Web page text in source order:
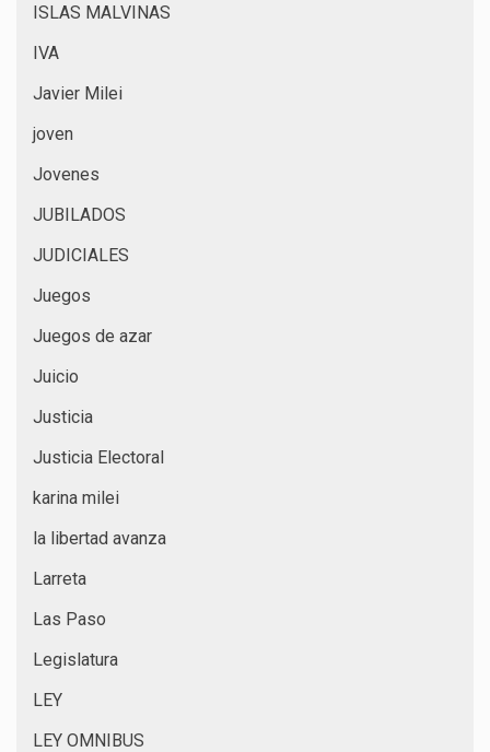
ISLAS MALVINAS
IVA
Javier Milei
joven
Jovenes
JUBILADOS
JUDICIALES
Juegos
Juegos de azar
Juicio
Justicia
Justicia Electoral
karina milei
la libertad avanza
Larreta
Las Paso
Legislatura
LEY
LEY OMNIBUS